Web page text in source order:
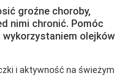
groźne choroby,
nimi chronić. Pomóc
olejków
i aktywność na świeżym